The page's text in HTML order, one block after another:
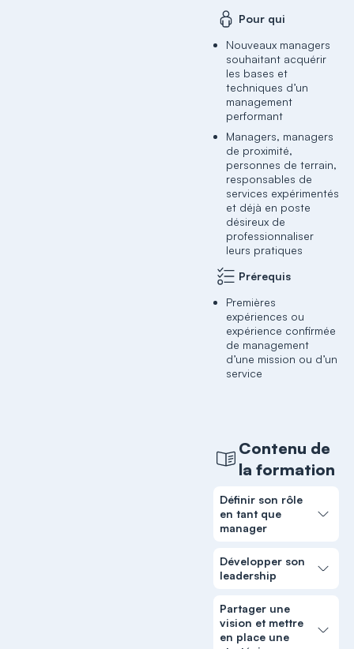
Pour qui
Nouveaux managers
souhaitant acquérir
les bases et
techniques d’un
management
performant
Managers, managers
de proximité,
personnes de terrain,
responsables de
services expérimentés
et déjà en poste
désireux de
professionnaliser
leurs pratiques
Prérequis
Premières
expériences ou
expérience confirmée
de management
d’une mission ou d’un
service
Contenu de
la formation
Définir son rôle
en tant que
manager
Développer son
leadership
Partager une
vision et mettre
en place une